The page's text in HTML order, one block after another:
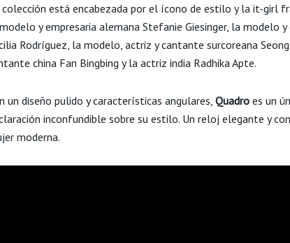
colección está encabezada por el ícono de estilo y la it-girl
y empresaria alemana Stefanie Giesinger, la modelo y
Rodríguez, la modelo, actriz y cantante surcoreana
china Fan Bingbing y la actriz india Radhika Apte.
un diseño pulido y características angulares, Quadro es un
inconfundible sobre su estilo. Un reloj elegante y
moderna.